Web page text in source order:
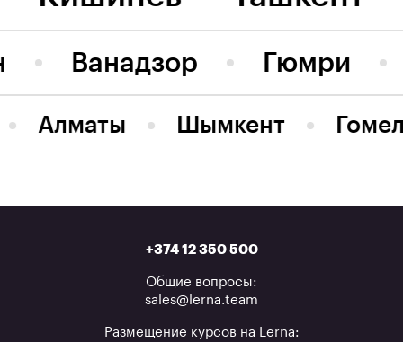
Гюмри
Ванадзор
Алматы Шымкент
+374 12 350 500
Общие вопросы:
sales@lerna.team
Размещение курсов на Lerna: